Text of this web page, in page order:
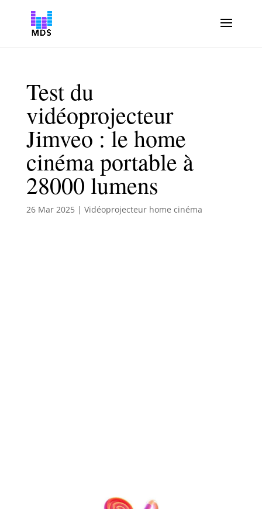
Test du
vidéoprojecteur
Jimveo : le home
cinéma portable à
28000 lumens
26 Mar 2025| Vidéoprojecteur home cinéma